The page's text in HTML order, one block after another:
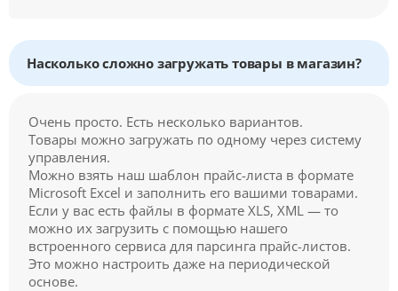
Насколько сложно загружать товары в магазин?
Очень просто. Есть несколько вариантов.
Товары можно загружать по одному через систему
управления.
Можно взять наш шаблон прайс-листа в формате
Microsoft Excel и заполнить его вашими товарами.
Если у вас есть файлы в формате XLS, XML — то
можно их загрузить с помощью нашего
встроенного сервиса для парсинга прайс-листов.
Это можно настроить даже на периодической
основе.